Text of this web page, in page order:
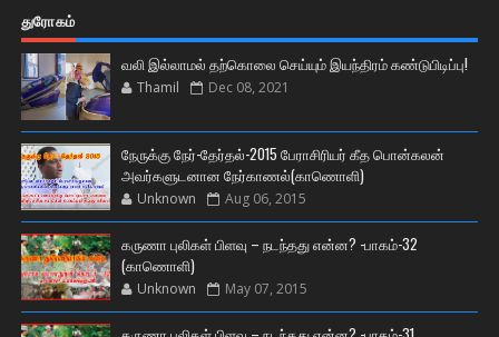
துரோகம்
வலி இல்லாமல் தற்கொலை செய்யும் இயந்திரம் கண்டுபிடிப்பு!
Thamil Dec 08, 2021
நேருக்கு நேர்-தேர்தல்-2015 பேராசிரியர் கீத பொன்கலன்
அவர்களுடனான நேர்காணல்(காணொளி)
Unknown Aug 06, 2015
கருணா புலிகள் பிளவு – நடந்தது என்ன? -பாகம்-32
(காணொளி)
Unknown May 07, 2015